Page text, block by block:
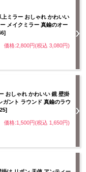
ミラー おしゃれ かわいい
メイクミラー 真鍮のオー
価格:2,800円(税込 3,080円)
おしゃれ かわいい 鏡 壁掛
ガント ラウンド 真鍮のラウ
価格:1,500円(税込 1,650円)